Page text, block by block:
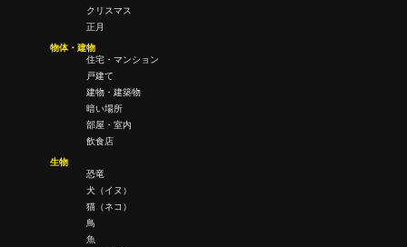
クリスマス
正月
物体・建物
住宅・マンション
戸建て
建物・建築物
暗い場所
部屋・室内
飲食店
生物
恐竜
犬（イヌ）
猫（ネコ）
鳥
魚